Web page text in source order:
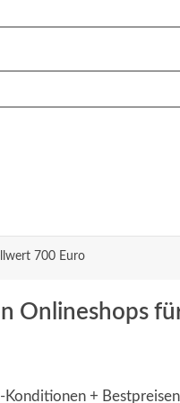
700 Euro
Onlineshops
+